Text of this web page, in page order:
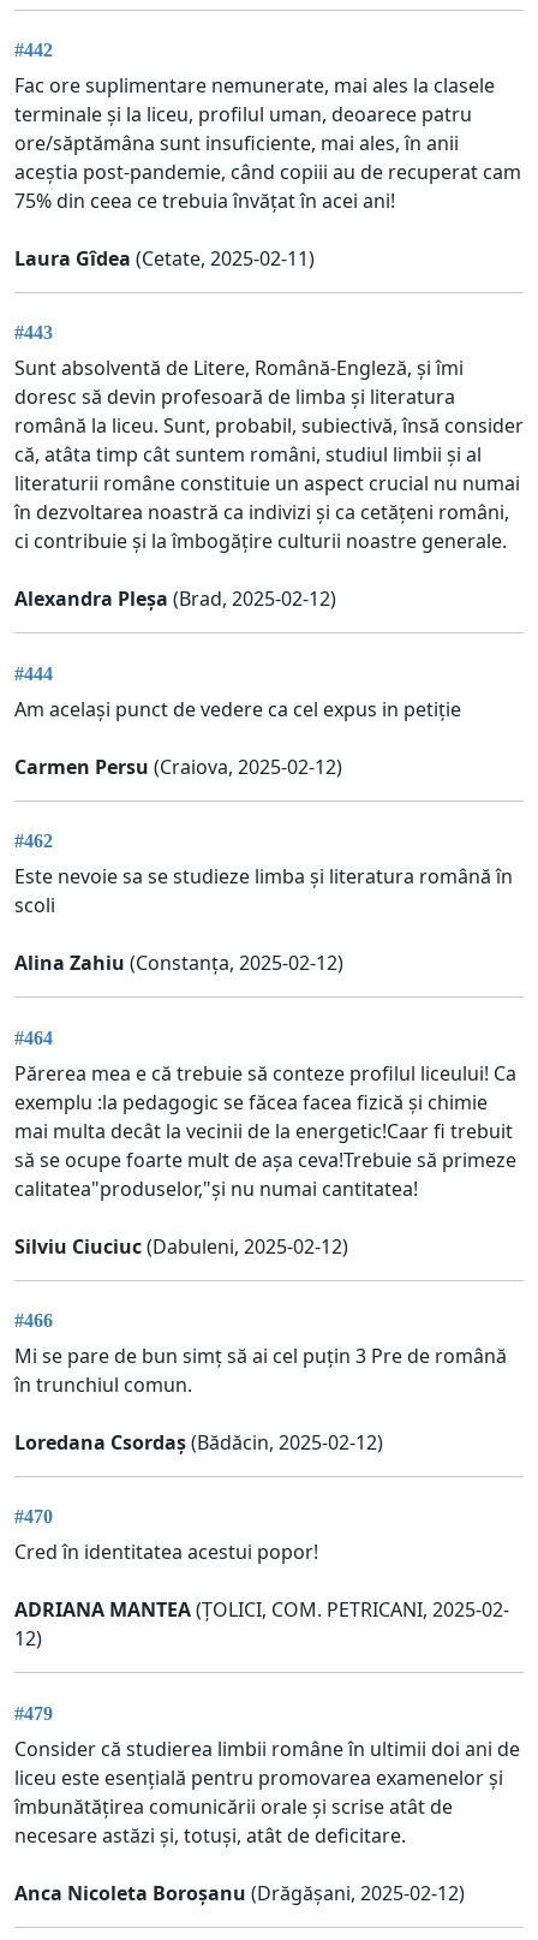
#442
Fac ore suplimentare nemunerate, mai ales la clasele
terminale și la liceu, profilul uman, deoarece patru
ore/săptămâna sunt insuficiente, mai ales, în anii
aceștia post-pandemie, când copiii au de recuperat cam
75% din ceea ce trebuia învățat în acei ani!
Laura Gîdea (Cetate, 2025-02-11)
#443
Sunt absolventă de Litere, Română-Engleză, și îmi
doresc să devin profesoară de limba și literatura
română la liceu. Sunt, probabil, subiectivă, însă consider
că, atâta timp cât suntem români, studiul limbii și al
literaturii române constituie un aspect crucial nu numai
în dezvoltarea noastră ca indivizi și ca cetățeni români,
ci contribuie și la îmbogățire culturii noastre generale.
Alexandra Pleșa (Brad, 2025-02-12)
#444
Am același punct de vedere ca cel expus in petiție
Carmen Persu (Craiova, 2025-02-12)
#462
Este nevoie sa se studieze limba și literatura română în
scoli
Alina Zahiu (Constanța, 2025-02-12)
#464
Părerea mea e că trebuie să conteze profilul liceului! Ca
exemplu :la pedagogic se făcea facea fizică și chimie
mai multa decât la vecinii de la energetic!Caar fi trebuit
să se ocupe foarte mult de așa ceva!Trebuie să primeze
calitatea"produselor,"și nu numai cantitatea!
Silviu Ciuciuc(Dabuleni, 2025-02-12)
#466
Mi se pare de bun simț să ai cel puțin 3 Pre de română
în trunchiul comun.
Loredana Csordaș(Bădăcin, 2025-02-12)
#470
Cred în identitatea acestui popor!
ADRIANA MANTEA(ȚOLICI, COM. PETRICANI, 2025-02-
12)
#479
Consider că studierea limbii române în ultimii doi ani de
liceu este esențială pentru promovarea examenelor și
îmbunătățirea comunicării orale și scrise atât de
necesare astăzi și, totuși, atât de deficitare.
Anca Nicoleta Boroșanu (Drăgășani, 2025-02-12)